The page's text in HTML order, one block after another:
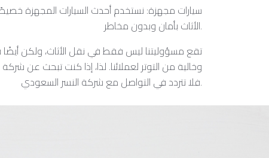
سيارات مجهزة: نستخدم أحدث السيارات المجهزة
الأثاث بأمان وبدون مخاطر.
تقع مسؤوليتنا ليس فقط في نقل الأثاث، ولكن
وخالية من التوتر لعملائنا. لذا، إذا كنت تبحث عن
فلا تتردد في التواصل مع شركة النسر السعودي.